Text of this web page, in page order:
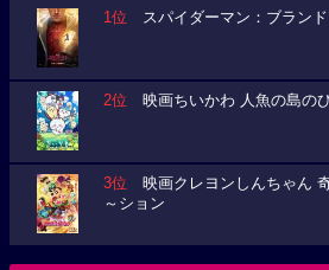
1位 スパイダーマン：ブランド
2位 映画ちいかわ 人魚の島の
3位 映画クレヨンしんちゃん
～ション